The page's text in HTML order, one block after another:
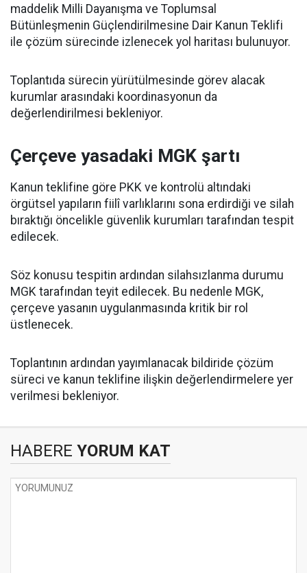
maddelik Milli Dayanışma ve Toplumsal
Bütünleşmenin Güçlendirilmesine Dair Kanun Teklifi
ile çözüm sürecinde izlenecek yol haritası bulunuyor.
Toplantıda sürecin yürütülmesinde görev alacak
kurumlar arasındaki koordinasyonun da
değerlendirilmesi bekleniyor.
Çerçeve yasadaki MGK şartı
Kanun teklifine göre PKK ve kontrolü altındaki
örgütsel yapıların fiilî varlıklarını sona erdirdiği ve silah
bıraktığı öncelikle güvenlik kurumları tarafından tespit
edilecek.
Söz konusu tespitin ardından silahsızlanma durumu
MGK tarafından teyit edilecek. Bu nedenle MGK,
çerçeve yasanın uygulanmasında kritik bir rol
üstlenecek.
Toplantının ardından yayımlanacak bildiride çözüm
süreci ve kanun teklifine ilişkin değerlendirmelere yer
verilmesi bekleniyor.
HABERE YORUM KAT